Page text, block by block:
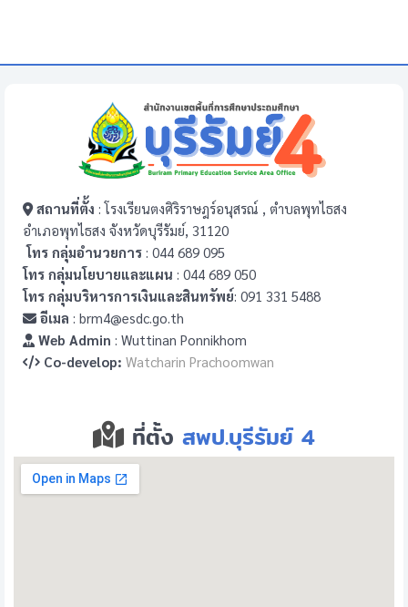
สถานที่ตั้ง : โรงเรียนตงศิริราษฎร์อนุสรณ์ , ตำบลพุทไธสง
อำเภอพุทไธสง จังหวัดบุรีรัมย์, 31120
โทร กลุ่มอำนวยการ : 044 689 095
โทร กลุ่มนโยบายและแผน : 044 689 050
โทร กลุ่มบริหารการเงินและสินทรัพย์: 091 331 5488
อีเมล : brm4@esdc.go.th
Web Admin : Wuttinan Ponnikhom
Co-develop: Watcharin Prachoomwan
ที่ตั้ง สพป.บุรีรัมย์ 4